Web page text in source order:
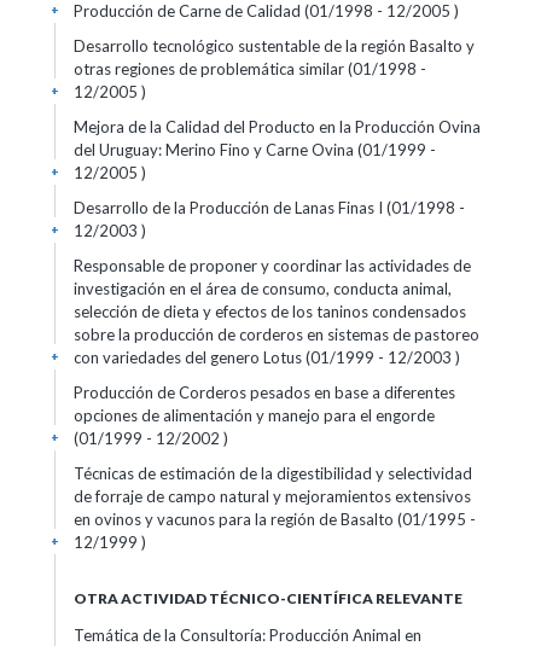
Producción de Carne de Calidad (01/1998 - 12/2005 )
+
Desarrollo tecnológico sustentable de la región Basalto y
otras regiones de problemática similar (01/1998 -
12/2005 )
+
Mejora de la Calidad del Producto en la Producción Ovina
del Uruguay: Merino Fino y Carne Ovina (01/1999 -
12/2005 )
+
Desarrollo de la Producción de Lanas Finas I (01/1998 -
12/2003 )
+
Responsable de proponer y coordinar las actividades de
investigación en el área de consumo, conducta animal,
selección de dieta y efectos de los taninos condensados
sobre la producción de corderos en sistemas de pastoreo
con variedades del genero Lotus (01/1999 - 12/2003 )
+
Producción de Corderos pesados en base a diferentes
opciones de alimentación y manejo para el engorde
(01/1999 - 12/2002 )
+
Técnicas de estimación de la digestibilidad y selectividad
de forraje de campo natural y mejoramientos extensivos
en ovinos y vacunos para la región de Basalto (01/1995 -
12/1999 )
+
OTRA ACTIVIDAD TÉCNICO-CIENTÍFICA RELEVANTE
Temática de la Consultoría: Producción Animal en